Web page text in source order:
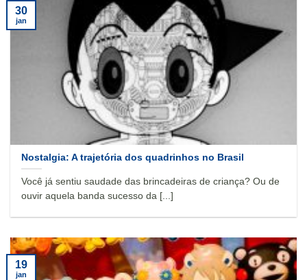
Nostalgia: A trajetória dos quadrinhos no Brasil
Você já sentiu saudade das brincadeiras de criança? Ou de
ouvir aquela banda sucesso da [...]
30
jan
19
jan